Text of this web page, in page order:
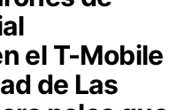
el T-Mobile
de Las